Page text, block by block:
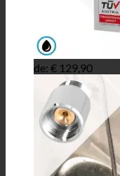
de: € 129,90